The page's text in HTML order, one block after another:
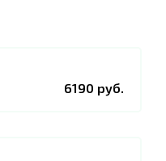
6190 руб.